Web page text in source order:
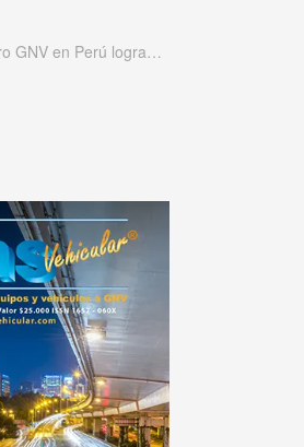
GNV en Perú logra…